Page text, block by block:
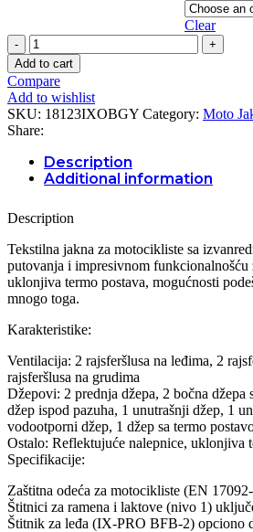
Clear
MIDGARD
Black
Grey
Yellow
jakna
quantity
Add to cart
Compare
Add to wishlist
SKU: 18123IXOBGY Category: Moto
Share:
Description
Additional information
Description
Tekstilna jakna za motocikliste sa
putovanja i impresivnom funkcionalnošću
uklonjiva termo postava, mogućnosti
mnogo toga.
Karakteristike:
Ventilacija: 2 rajsferšlusa na leđima, 2
rajsferšlusa na grudima
Džepovi: 2 prednja džepa, 2 bočna džepa
džep ispod pazuha, 1 unutrašnji džep, 1
vodootporni džep, 1 džep sa termo
Ostalo: Reflektujuće nalepnice, uklonjiva
Specifikacije:
Zaštitna odeća za motocikliste (EN
Štitnici za ramena i laktove (nivo 1)
Štitnik za leđa (IX-PRO BFB-2) opciono